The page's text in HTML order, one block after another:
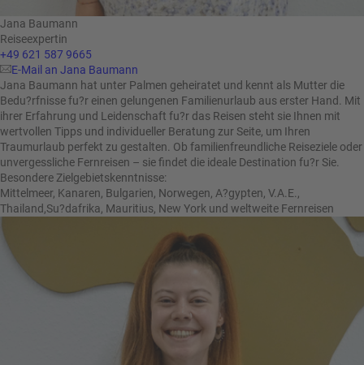
Jana Baumann
Reiseexpertin
+49 621 587 9665
E-Mail an Jana Baumann
Jana Baumann hat unter Palmen geheiratet und kennt als Mutter die
Bedu?rfnisse fu?r einen gelungenen Familienurlaub aus erster Hand. Mit
ihrer Erfahrung und Leidenschaft fu?r das Reisen steht sie Ihnen mit
wertvollen Tipps und individueller Beratung zur Seite, um Ihren
Traumurlaub perfekt zu gestalten. Ob familienfreundliche Reiseziele oder
unvergessliche Fernreisen – sie findet die ideale Destination fu?r Sie.
Besondere Zielgebietskenntnisse:
Mittelmeer, Kanaren, Bulgarien, Norwegen, A?gypten, V.A.E.,
Thailand,Su?dafrika, Mauritius, New York und weltweite Fernreisen